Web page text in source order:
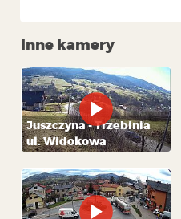
Inne kamery
Juszczyna - Trzebinia
ul. Widokowa